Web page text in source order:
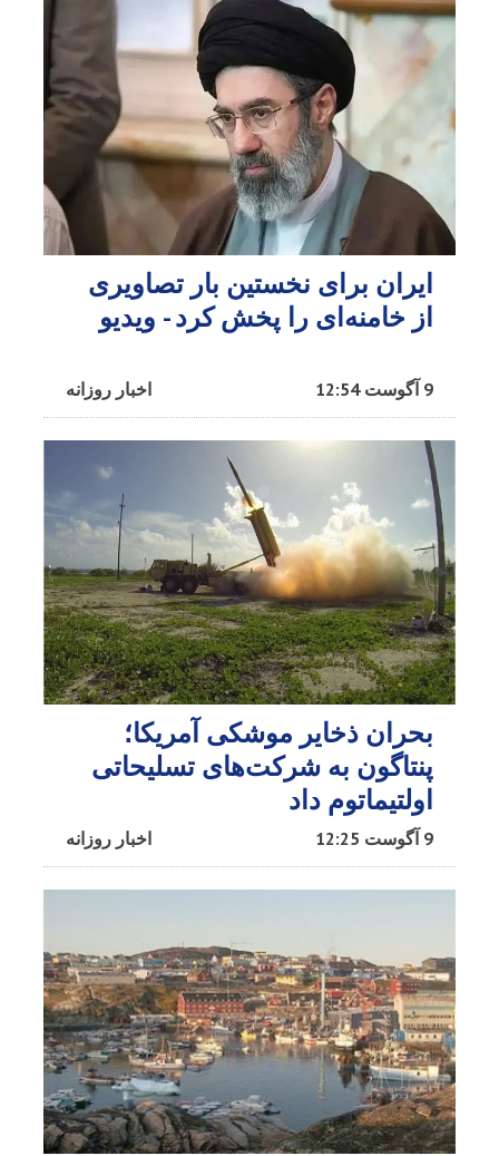
ایران برای نخستین بار تصاویری
از خامنه‌ای را پخش کرد - ویدیو
اخبار روزانه 9 آگوست 12:54
بحران ذخایر موشکی آمریکا؛
پنتاگون به شرکت‌های تسلیحاتی
اولتیماتوم داد
اخبار روزانه 9 آگوست 12:25